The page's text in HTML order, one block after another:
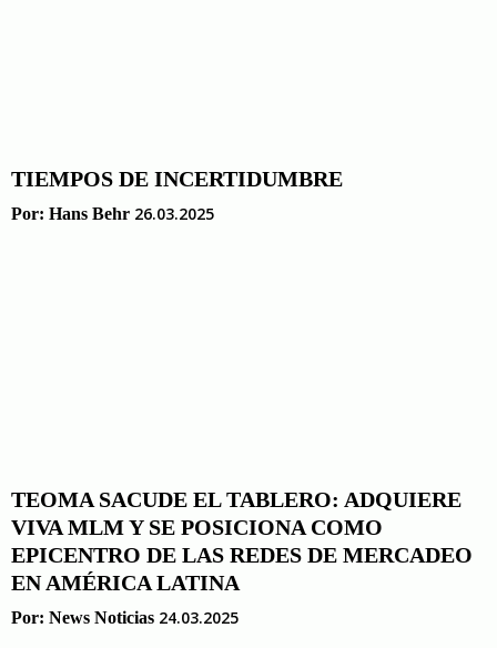
TIEMPOS DE INCERTIDUMBRE
Por: Hans Behr 26.03.2025
TEOMA SACUDE EL TABLERO: ADQUIERE
VIVA MLM Y SE POSICIONA COMO
EPICENTRO DE LAS REDES DE MERCADEO
EN AMÉRICA LATINA
Por: News Noticias 24.03.2025